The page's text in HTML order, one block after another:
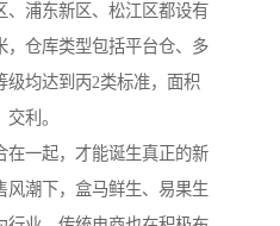
、浦东新区、松江区都设有
，仓库类型包括平台仓、多
级均达到丙2类标准，面积
利。
在一起，才能诞生真正的新
风潮下，盒马鲜生、易果生